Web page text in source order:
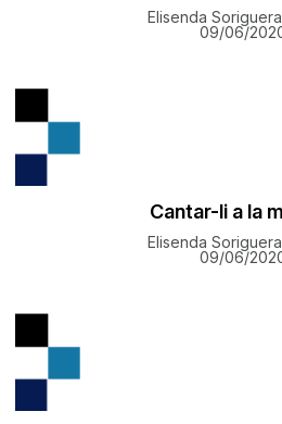
Elisenda
09/06/
Cantar-li a la
Elisenda
09/06/